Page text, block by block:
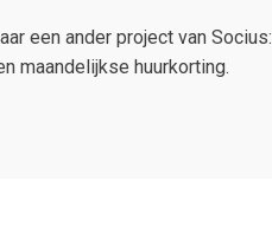
een ander project van Socius:
maandelijkse huurkorting.